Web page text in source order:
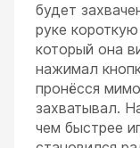
будет
руке
который она
нажимал
пронёсся
захватывал.
чем быстрее